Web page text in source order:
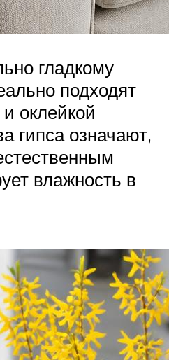
гладкому
подходят
оклейкой
гипса означают,
влажность в